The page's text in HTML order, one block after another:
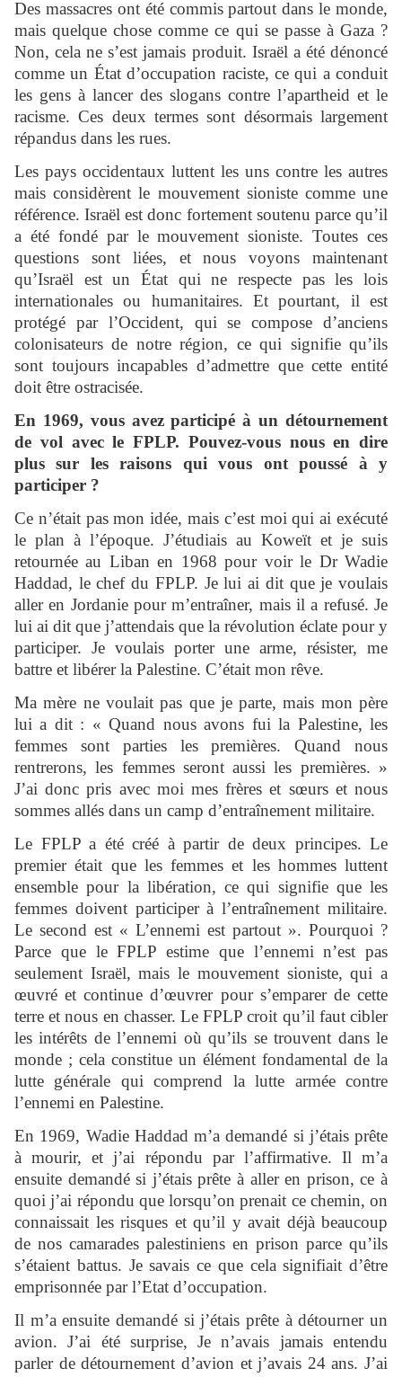
Des massacres ont été commis partout dans le monde,
mais quelque chose comme ce qui se passe à Gaza ?
Non, cela ne s’est jamais produit. Israël a été dénoncé
comme un État d’occupation raciste, ce qui a conduit
les gens à lancer des slogans contre l’apartheid et le
racisme. Ces deux termes sont désormais largement
répandus dans les rues.
Les pays occidentaux luttent les uns contre les autres
mais considèrent le mouvement sioniste comme une
référence. Israël est donc fortement soutenu parce qu’il
a été fondé par le mouvement sioniste. Toutes ces
questions sont liées, et nous voyons maintenant
qu’Israël est un État qui ne respecte pas les lois
internationales ou humanitaires. Et pourtant, il est
protégé par l’Occident, qui se compose d’anciens
colonisateurs de notre région, ce qui signifie qu’ils
sont toujours incapables d’admettre que cette entité
doit être ostracisée.
En 1969, vous avez participé à un détournement
de vol avec le FPLP. Pouvez-vous nous en dire
plus sur les raisons qui vous ont poussé à y
participer ?
Ce n’était pas mon idée, mais c’est moi qui ai exécuté
le plan à l’époque. J’étudiais au Koweït et je suis
retournée au Liban en 1968 pour voir le Dr Wadie
Haddad, le chef du FPLP. Je lui ai dit que je voulais
aller en Jordanie pour m’entraîner, mais il a refusé. Je
lui ai dit que j’attendais que la révolution éclate pour y
participer. Je voulais porter une arme, résister, me
battre et libérer la Palestine. C’était mon rêve.
Ma mère ne voulait pas que je parte, mais mon père
lui a dit : « Quand nous avons fui la Palestine, les
femmes sont parties les premières. Quand nous
rentrerons, les femmes seront aussi les premières. »
J’ai donc pris avec moi mes frères et sœurs et nous
sommes allés dans un camp d’entraînement militaire.
Le FPLP a été créé à partir de deux principes. Le
premier était que les femmes et les hommes luttent
ensemble pour la libération, ce qui signifie que les
femmes doivent participer à l’entraînement militaire.
Le second est « L’ennemi est partout ». Pourquoi ?
Parce que le FPLP estime que l’ennemi n’est pas
seulement Israël, mais le mouvement sioniste, qui a
œuvré et continue d’œuvrer pour s’emparer de cette
terre et nous en chasser. Le FPLP croit qu’il faut cibler
les intérêts de l’ennemi où qu’ils se trouvent dans le
monde ; cela constitue un élément fondamental de la
lutte générale qui comprend la lutte armée contre
l’ennemi en Palestine.
En 1969, Wadie Haddad m’a demandé si j’étais prête
à mourir, et j’ai répondu par l’affirmative. Il m’a
ensuite demandé si j’étais prête à aller en prison, ce à
quoi j’ai répondu que lorsqu’on prenait ce chemin, on
connaissait les risques et qu’il y avait déjà beaucoup
de nos camarades palestiniens en prison parce qu’ils
s’étaient battus. Je savais ce que cela signifiait d’être
emprisonnée par l’Etat d’occupation.
Il m’a ensuite demandé si j’étais prête à détourner un
avion. J’ai été surprise, Je n’avais jamais entendu
parler de détournement d’avion et j’avais 24 ans. J’ai